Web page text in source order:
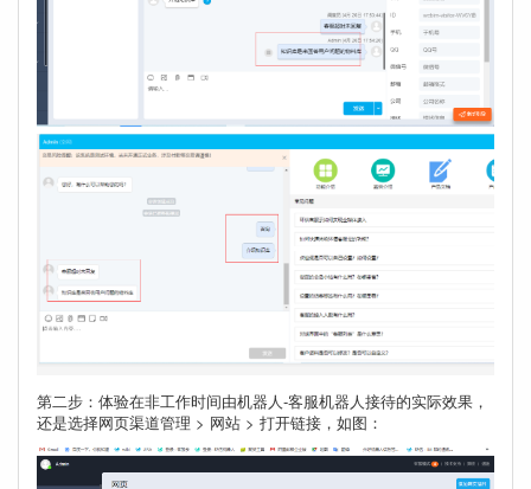
第二步：体验在非工作时间由机器人-客服机器人接待的实际效果，
还是选择网页渠道管理 > 网站 > 打开链接，如图：